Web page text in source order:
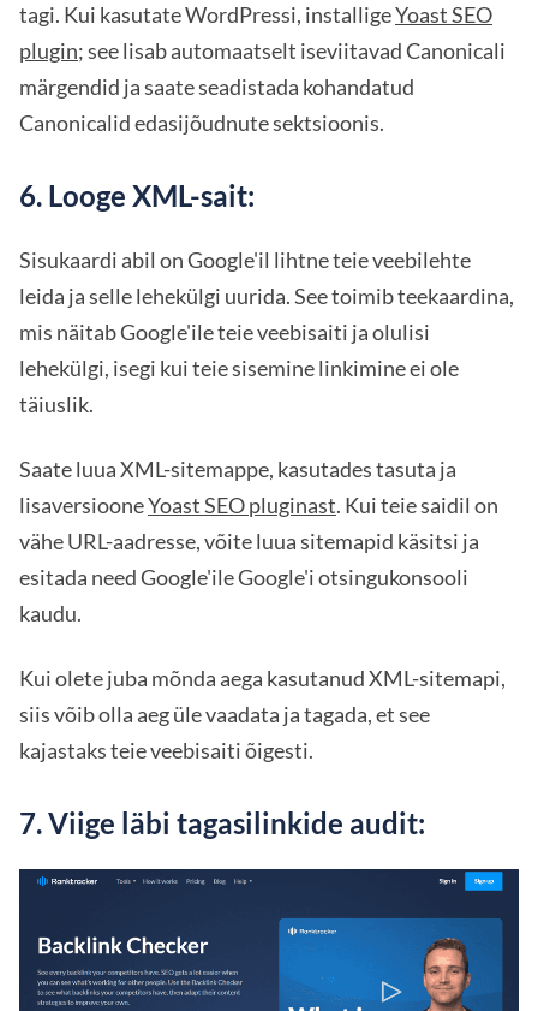
tagi. Kui kasutate WordPressi, installigeYoast SEO
plugin; see lisab automaatselt iseviitavad Canonicali
märgendid ja saate seadistada kohandatud
Canonicalid edasijõudnute sektsioonis.
6. Looge XML-sait:
Sisukaardi abil on Google'il lihtne teie veebilehte
leida ja selle lehekülgi uurida. See toimib teekaardina,
mis näitab Google'ile teie veebisaiti ja olulisi
lehekülgi, isegi kui teie sisemine linkimine ei ole
täiuslik.
Saate luua XML-sitemappe, kasutades tasuta ja
lisaversiooneYoast SEO pluginast. Kui teie saidil on
vähe URL-aadresse, võite luua sitemapid käsitsi ja
esitada need Google'ile Google'i otsingukonsooli
kaudu.
Kui olete juba mõnda aega kasutanud XML-sitemapi,
siis võib olla aeg üle vaadata ja tagada, et see
kajastaks teie veebisaiti õigesti.
7. Viige läbi tagasilinkide audit: